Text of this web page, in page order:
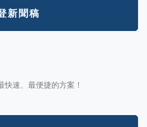
新聞稿
速、最便捷的方案！